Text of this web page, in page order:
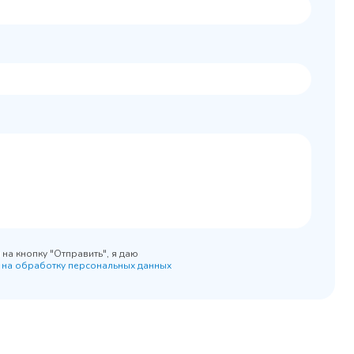
кнопку "Отправить", я даю
на обработку персональных данных